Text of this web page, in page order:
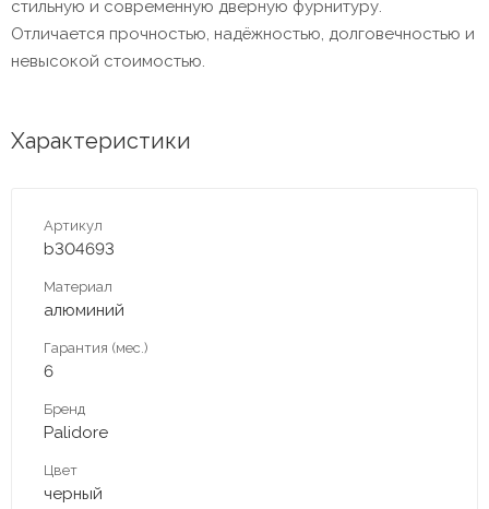
стильную и современную дверную фурнитуру.
Отличается прочностью, надёжностью, долговечностью и
невысокой стоимостью.
Характеристики
Артикул
b304693
Материал
алюминий
Гарантия (мес.)
6
Бренд
Palidore
Цвет
черный